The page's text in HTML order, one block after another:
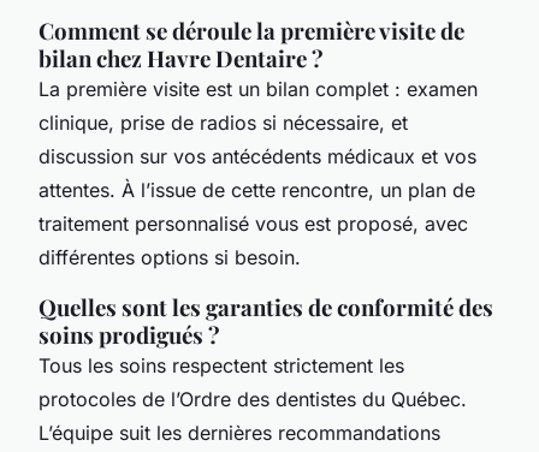
Comment se déroule la première visite de
bilan chez Havre Dentaire ?
La première visite est un bilan complet : examen
clinique, prise de radios si nécessaire, et
discussion sur vos antécédents médicaux et vos
attentes. À l’issue de cette rencontre, un plan de
traitement personnalisé vous est proposé, avec
différentes options si besoin.
Quelles sont les garanties de conformité des
soins prodigués ?
Tous les soins respectent strictement les
protocoles de l’Ordre des dentistes du Québec.
L’équipe suit les dernières recommandations